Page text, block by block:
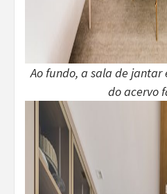
Ao fundo, a sala de jantar
do acervo